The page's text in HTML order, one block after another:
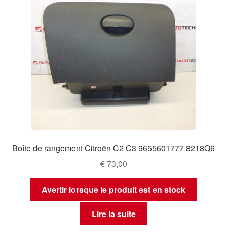
Boîte de rangement Citroën C2 C3 9655601777 8218Q6
€73,00
Avertir lorsque le produit est en stock
Lire la suite